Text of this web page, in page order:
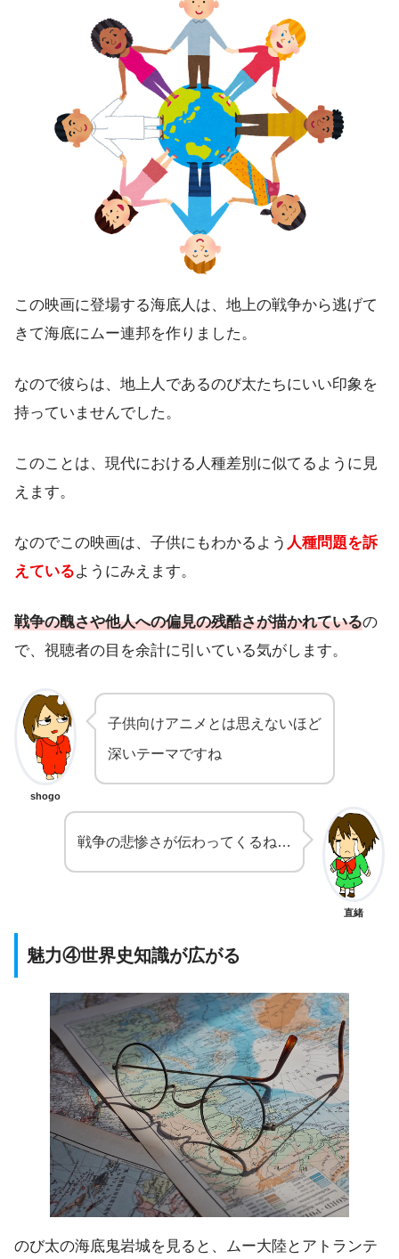
この映画に登場する海底人は、地上の戦争から逃げて
きて海底にムー連邦を作りました。
なので彼らは、地上人であるのび太たちにいい印象を
持っていませんでした。
このことは、現代における人種差別に似てるように見
えます。
なのでこの映画は、子供にもわかるよう 人種問題を訴
えているようにみえます。
戦争の醜さや他人への偏見の残酷さが描かれているの
で、視聴者の目を余計に引いている気がします。
shogo
子供向けアニメとは思えないほど
深いテーマですね
直緒
戦争の悲惨さが伝わってくるね…
魅力④世界史知識が広がる
のび太の海底鬼岩城を見ると、ムー大陸とアトランテ